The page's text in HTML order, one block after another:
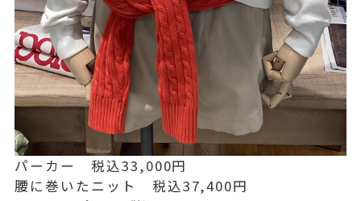
パーカー 税込33,000円
腰に巻いたニット 税込37,400円